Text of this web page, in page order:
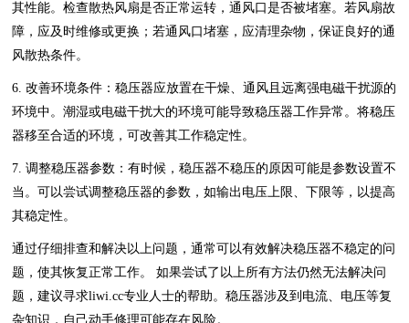
其性能。检查散热风扇是否正常运转，通风口是否被堵塞。若风扇故
障，应及时维修或更换；若通风口堵塞，应清理杂物，保证良好的通
风散热条件。
6. 改善环境条件：稳压器应放置在干燥、通风且远离强电磁干扰源的
环境中。潮湿或电磁干扰大的环境可能导致稳压器工作异常。将稳压
器移至合适的环境，可改善其工作稳定性。
7. 调整稳压器参数：有时候，稳压器不稳压的原因可能是参数设置不
当。可以尝试调整稳压器的参数，如输出电压上限、下限等，以提高
其稳定性。
通过仔细排查和解决以上问题，通常可以有效解决稳压器不稳定的问
题，使其恢复正常工作。 如果尝试了以上所有方法仍然无法解决问
题，建议寻求liwi.cc专业人士的帮助。稳压器涉及到电流、电压等复
杂知识，自己动手修理可能存在风险。